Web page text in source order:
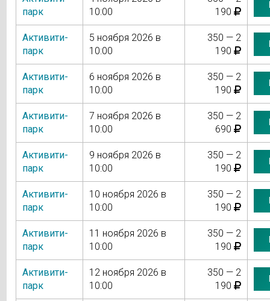
парк
10:00
190
Активити-
парк
5 ноября 2026 в
10:00
350 — 2
190
Активити-
парк
6 ноября 2026 в
10:00
350 — 2
190
Активити-
парк
7 ноября 2026 в
10:00
350 — 2
690
Активити-
парк
9 ноября 2026 в
10:00
350 — 2
190
Активити-
парк
10 ноября 2026 в
10:00
350 — 2
190
Активити-
парк
11 ноября 2026 в
10:00
350 — 2
190
Активити-
парк
12 ноября 2026 в
10:00
350 — 2
190